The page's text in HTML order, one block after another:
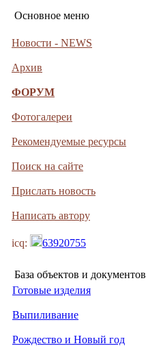
Основное меню
Новости - NEWS
Архив
ФОРУМ
Фотогалереи
Рекомендуемые ресурсы
Поиск на сайте
Прислать новость
Написать автору
icq: 63920755
База объектов и документов
Готовые изделия
Выпиливание
Рождество и Новый год